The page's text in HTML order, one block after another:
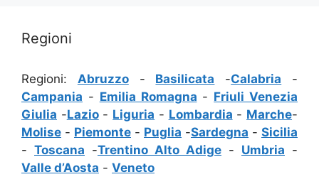
Regioni
Regioni: Abruzzo- Basilicata -Calabria -
Campania - Emilia Romagna - Friuli Venezia
Giulia -Lazio- Liguria - Lombardia - Marche-
Molise - Piemonte - Puglia -Sardegna - Sicilia
- Toscana -Trentino Alto Adige - Umbria -
Valle d’Aosta - Veneto